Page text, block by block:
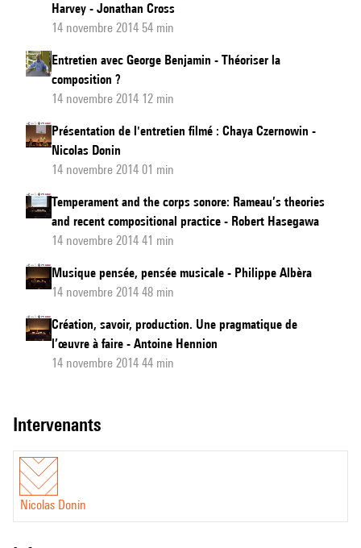
Harvey - Jonathan Cross
14 novembre 2014 54 min
Entretien avec George Benjamin - Théoriser la
composition ?
14 novembre 2014 12 min
Présentation de l'entretien filmé : Chaya Czernowin -
Nicolas Donin
14 novembre 2014 01 min
Temperament and the corps sonore: Rameau’s theories
and recent compositional practice - Robert Hasegawa
14 novembre 2014 41 min
Musique pensée, pensée musicale - Philippe Albèra
14 novembre 2014 48 min
Création, savoir, production. Une pragmatique de
l’œuvre à faire - Antoine Hennion
14 novembre 2014 44 min
intervenants
Nicolas Donin